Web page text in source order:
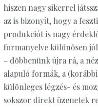
hiszen nagy sikerrel
az is bizonyít, hogy a
produkciót is nagy
formanyelve különösen
– döbbenünk újra rá, a
alapuló formák, a
különleges légzés- és
sokszor direkt üzenetek